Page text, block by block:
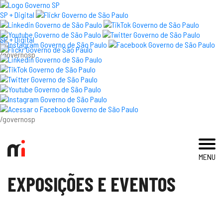
SP + Digital
/governosp
SP + Digital
/governosp
MENU
×
visite
exposições e eventos
acervo e pesquisa
museu
EXPOSIÇÕES E EVENTOS